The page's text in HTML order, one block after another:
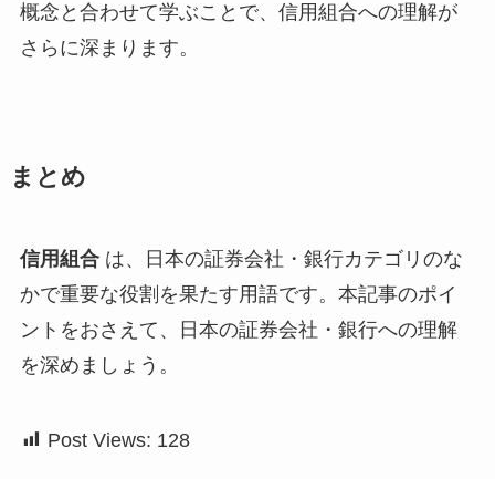
概念と合わせて学ぶことで、信用組合への理解が
さらに深まります。
まとめ
信用組合は、日本の証券会社・銀行カテゴリのな
かで重要な役割を果たす用語です。本記事のポイ
ントをおさえて、日本の証券会社・銀行への理解
を深めましょう。
Post Views: 128